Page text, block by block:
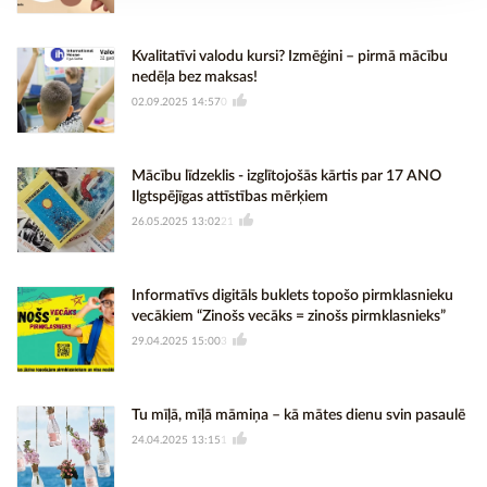
Kvalitatīvi valodu kursi? Izmēģini – pirmā mācību
nedēļa bez maksas!
02.09.2025 14:570
Mācību līdzeklis - izglītojošās kārtis par 17 ANO
Ilgtspējīgas attīstības mērķiem
26.05.2025 13:02 21
Informatīvs digitāls buklets topošo pirmklasnieku
vecākiem “Zinošs vecāks = zinošs pirmklasnieks”
29.04.2025 15:003
Tu mīļā, mīļā māmiņa – kā mātes dienu svin pasaulē
24.04.2025 13:15 1